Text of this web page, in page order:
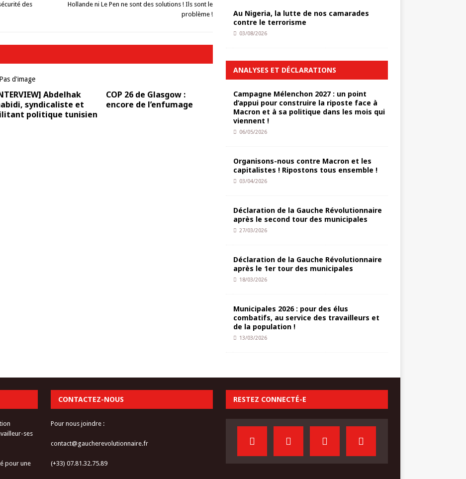
des
Hollande ni Le Pen ne sont des solutions ! Ils sont le
problème !
Abdelhak
syndicaliste et
politique tunisien
COP 26 de Glasgow :
encore de l’enfumage
Au Nigeria, la lutte de nos camarades
contre le terrorisme
03/08/2026
ANALYSES ET DÉCLARATIONS
Campagne Mélenchon 2027 : un point
d’appui pour construire la riposte face à
Macron et à sa politique dans les mois qui
viennent !
06/05/2026
Organisons-nous contre Macron et les
capitalistes ! Ripostons tous ensemble !
03/04/2026
Déclaration de la Gauche Révolutionnaire
après le second tour des municipales
27/03/2026
Déclaration de la Gauche Révolutionnaire
après le 1er tour des municipales
18/03/2026
Municipales 2026 : pour des élus
combatifs, au service des travailleurs et
de la population !
13/03/2026
ses
pour une
CONTACTEZ-NOUS
Pour nous joindre :
contact@gaucherevolutionnaire.fr
(+33) 07.81.32.75.89
RESTEZ CONNECTÉ-E